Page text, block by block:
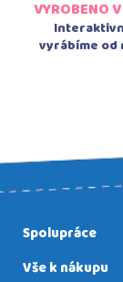
VYROBENO
vyrábíme od
Spolupráce
Vše k nákupu